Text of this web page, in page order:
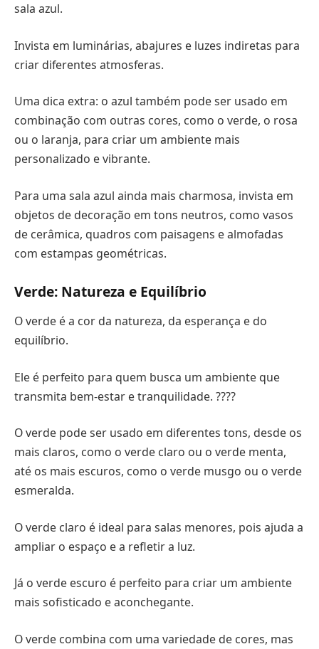
sala azul.
Invista em luminárias, abajures e luzes indiretas para
criar diferentes atmosferas.
Uma dica extra: o azul também pode ser usado em
combinação com outras cores, como o verde, o rosa
ou o laranja, para criar um ambiente mais
personalizado e vibrante.
Para uma sala azul ainda mais charmosa, invista em
objetos de decoração em tons neutros, como vasos
de cerâmica, quadros com paisagens e almofadas
com estampas geométricas.
Verde: Natureza e Equilíbrio
O verde é a cor da natureza, da esperança e do
equilíbrio.
Ele é perfeito para quem busca um ambiente que
transmita bem-estar e tranquilidade. ????
O verde pode ser usado em diferentes tons, desde os
mais claros, como o verde claro ou o verde menta,
até os mais escuros, como o verde musgo ou o verde
esmeralda.
O verde claro é ideal para salas menores, pois ajuda a
ampliar o espaço e a refletir a luz.
Já o verde escuro é perfeito para criar um ambiente
mais sofisticado e aconchegante.
O verde combina com uma variedade de cores, mas